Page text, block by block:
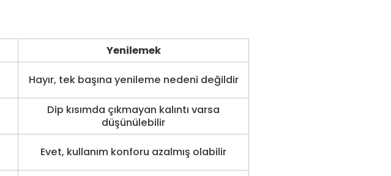
Yenilemek
Hayır, tek başına yenileme nedeni değildir
Dip kısımda çıkmayan kalıntı varsa
düşünülebilir
Evet, kullanım konforu azalmış olabilir